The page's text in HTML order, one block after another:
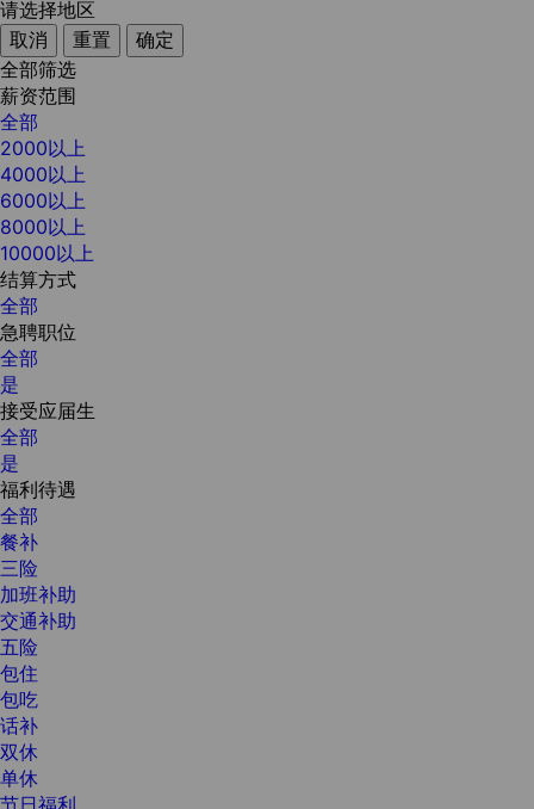
请选择地区
取消
重置
确定
全部筛选
薪资范围
全部
2000以上
4000以上
6000以上
8000以上
10000以上
结算方式
全部
急聘职位
全部
是
接受应届生
全部
是
福利待遇
全部
餐补
三险
加班补助
交通补助
五险
包住
包吃
话补
双休
单休
节日福利